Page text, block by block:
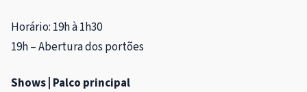
Horário: 19h à 1h30
19h – Abertura dos portões
Shows | Palco principal